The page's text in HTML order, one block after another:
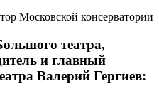
Московской консерватории
театра,
и главный
Валерий Гергиев: